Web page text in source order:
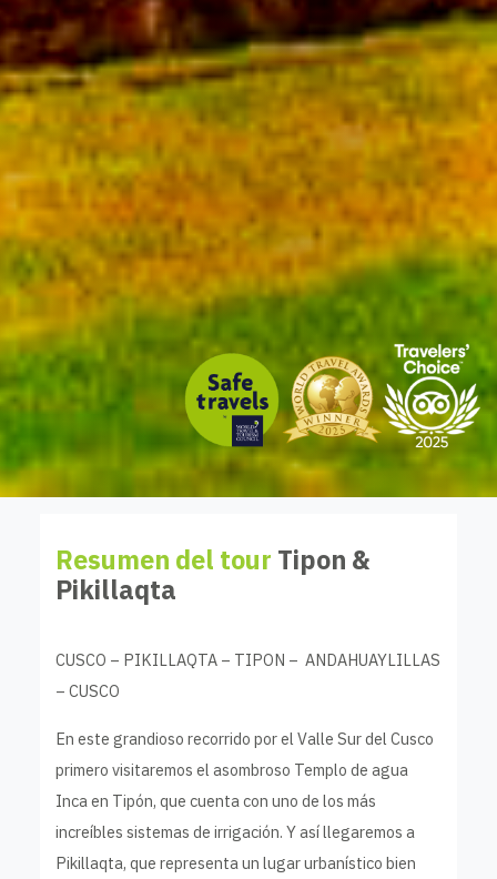
Resumen del tour Tipon &
Pikillaqta
CUSCO – PIKILLAQTA – TIPON – ANDAHUAYLILLAS
– CUSCO
En este grandioso recorrido por el Valle Sur del Cusco
primero visitaremos el asombroso Templo de agua
Inca en Tipón, que cuenta con uno de los más
increíbles sistemas de irrigación. Y así llegaremos a
Pikillaqta, que representa un lugar urbanístico bien